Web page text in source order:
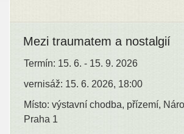
Mezi traumatem a nostalgií
Termín: 15. 6. - 15. 9. 2026
vernisáž: 15. 6. 2026, 18:00
Místo: výstavní chodba, přízemí,
Praha 1